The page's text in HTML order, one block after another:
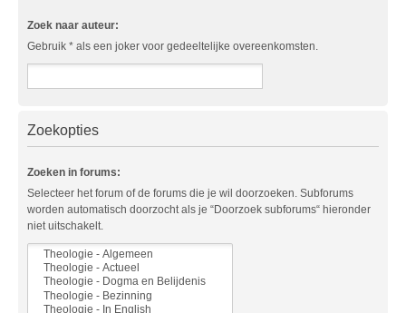
Zoek naar auteur:
Gebruik * als een joker voor gedeeltelijke overeenkomsten.
Zoekopties
Zoeken in forums:
Selecteer het forum of de forums die je wil doorzoeken. Subforums
worden automatisch doorzocht als je “Doorzoek subforums“ hieronder
niet uitschakelt.